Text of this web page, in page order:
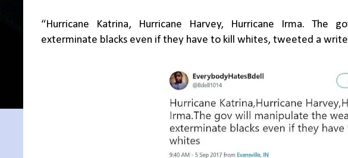
“Hurricane Katrina, Hurricane Harvey, Hurricane Irma.
exterminate blacks even if they have to kill whites, tweeted a